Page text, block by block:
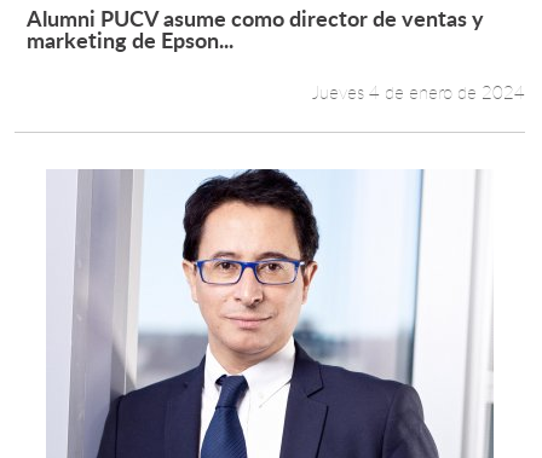
Leer más +
Alumni PUCV asume como director de ventas y
marketing de Epson...
Jueves 4 de enero de 2024